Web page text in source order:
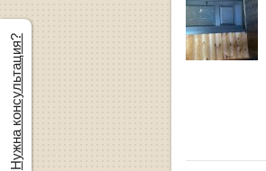
Нужна консультация?